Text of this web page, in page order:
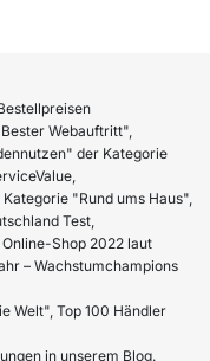
Webauftritt",
der Kategorie
"Rund ums Haus",
Test,
Shop 2022 laut
– Wachstumchampions
Welt", Top 100 Händler
in unserem Blog.